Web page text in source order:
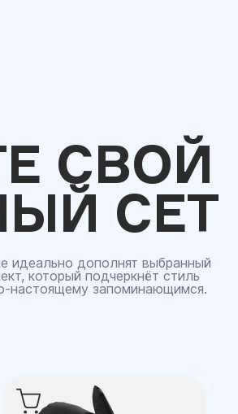
СВОЙ
СЕТ
идеально дополнят выбранный
который подчеркнёт стиль
запоминающимся.